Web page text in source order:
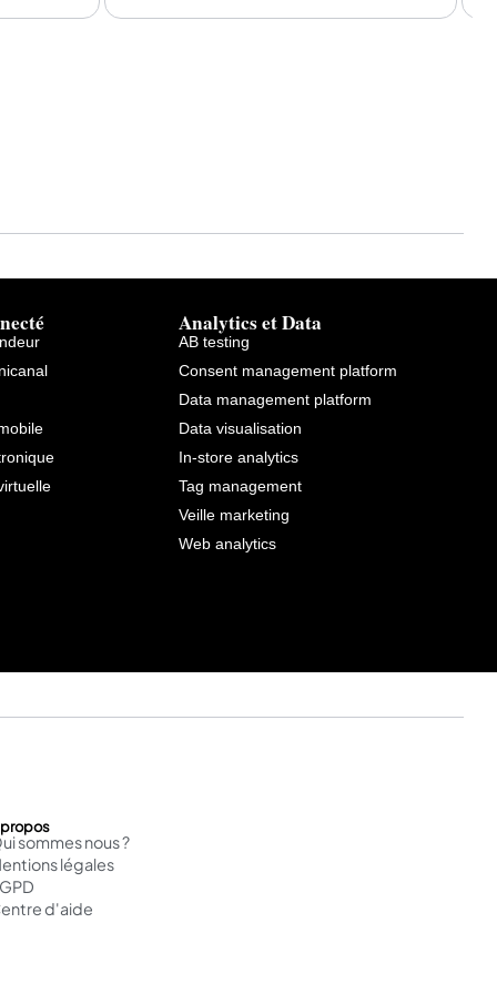
Analytics et Data
AB testing
Consent management platform
Data management platform
Data visualisation
In-store analytics
Tag management
Veille marketing
Web analytics
propos
sommes nous ?
légales
d'aide